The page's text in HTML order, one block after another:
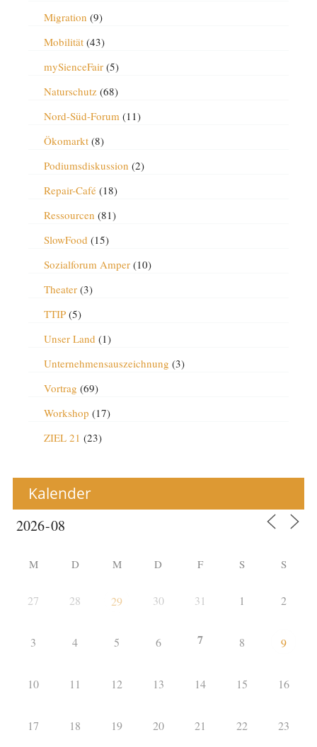
Migration (9)
Mobilität(43)
mySienceFair(5)
Naturschutz(68)
Nord-Süd-Forum (11)
Ökomarkt(8)
Podiumsdiskussion (2)
Repair-Café(18)
Ressourcen (81)
SlowFood (15)
Sozialforum Amper(10)
Theater(3)
TTIP(5)
Unser Land (1)
Unternehmensauszeichnung (3)
Vortrag (69)
Workshop (17)
ZIEL 21 (23)
Kalender
M D M D F S S
27 28 29 30 31 1 2
3 4 5 6 7 8 9
10 11 12 13 14 15 16
17 18 19 20 21 22 23